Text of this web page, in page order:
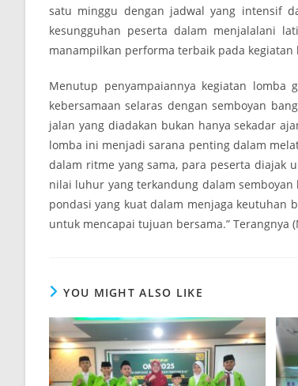
satu minggu dengan jadwal yang intensif
kesungguhan peserta dalam menjalalani
manampilkan performa terbaik pada kegiatan
Menutup penyampaiannya kegiatan
kebersamaan selaras dengan semboyan
jalan yang diadakan bukan hanya sekadar
lomba ini menjadi sarana penting dalam
dalam ritme yang sama, para peserta diajak
nilai luhur yang terkandung dalam
pondasi yang kuat dalam menjaga keutuhan
untuk mencapai tujuan bersama.” Terangnya
YOU MIGHT ALSO LIKE